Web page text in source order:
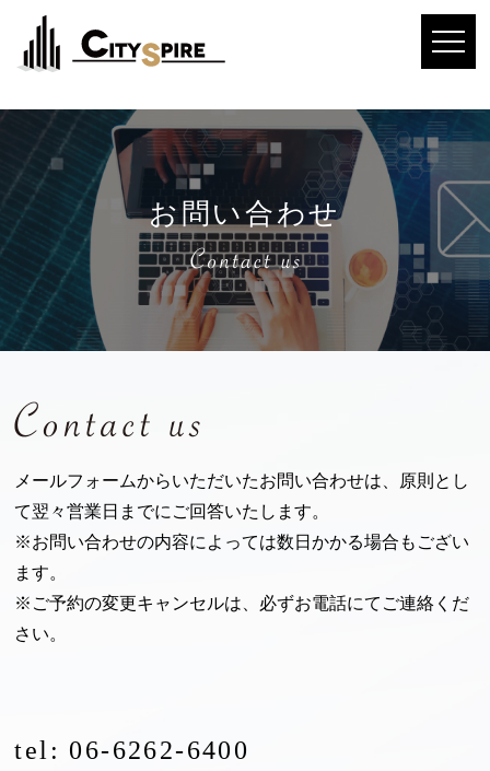
お問い合わせ
メールフォームからいただいたお問い合わせは、原則とし
て翌々営業日までにご回答いたします。
※お問い合わせの内容によっては数日かかる場合もござい
ます。
※ご予約の変更キャンセルは、必ずお電話にてご連絡くだ
さい。
tel: 06-6262-6400